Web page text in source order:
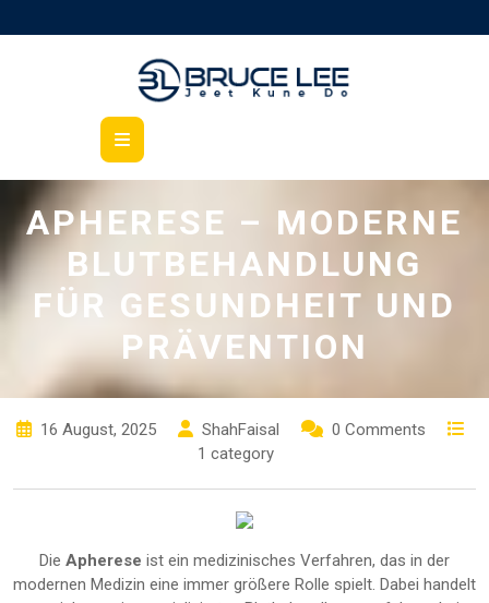
to
Open
Button
APHERESE – MODERNE
BLUTBEHANDLUNG
FÜR GESUNDHEIT UND
PRÄVENTION
16 August, 2025 ShahFaisal
0 Comments
1 category
Die Apherese ist ein medizinisches Verfahren, das in der
modernen Medizin eine immer größere Rolle spielt. Dabei handelt